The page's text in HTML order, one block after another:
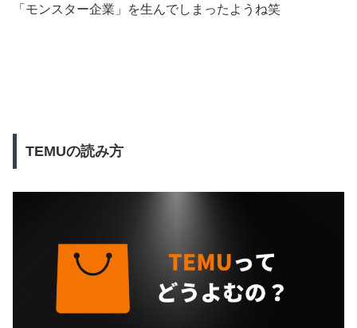
「モンスター企業」を生んでしまったようね笑
TEMUの読み方